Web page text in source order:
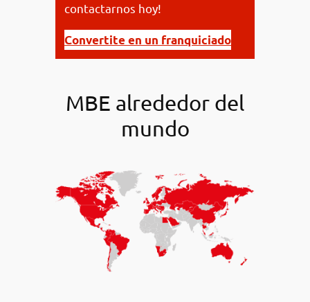
contactarnos hoy!
Convertite en un franquiciado
MBE alrededor del
mundo